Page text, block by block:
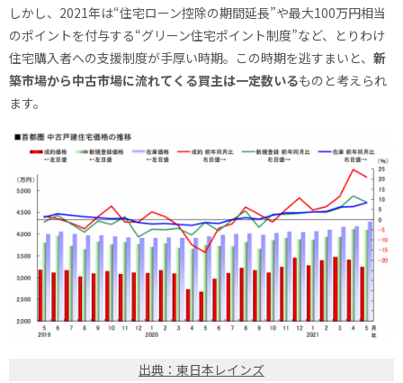
しかし、2021年は“住宅ローン控除の期間延長”や最大100万円相当
のポイントを付与する“グリーン住宅ポイント制度”など、とりわけ
住宅購入者への支援制度が手厚い時期。この時期を逃すまいと、 新
築市場から中古市場に流れてくる買主は一定数いるものと考えられ
ます。
出典：東日本レインズ